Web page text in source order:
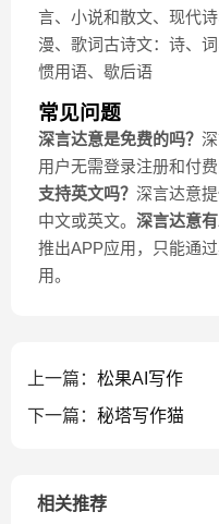
言、小说和散文、现代
漫、歌词古诗文：诗、
惯用语、歇后语
常见问题
深言达意是免费的吗？
用户无需登录注册和付费
支持英文吗？ 深言达意
中文或英文。 深言达意有
推出APP应用，只能通
用。
上一篇： 松果AI写作
下一篇： 秘塔写作猫
相关推荐